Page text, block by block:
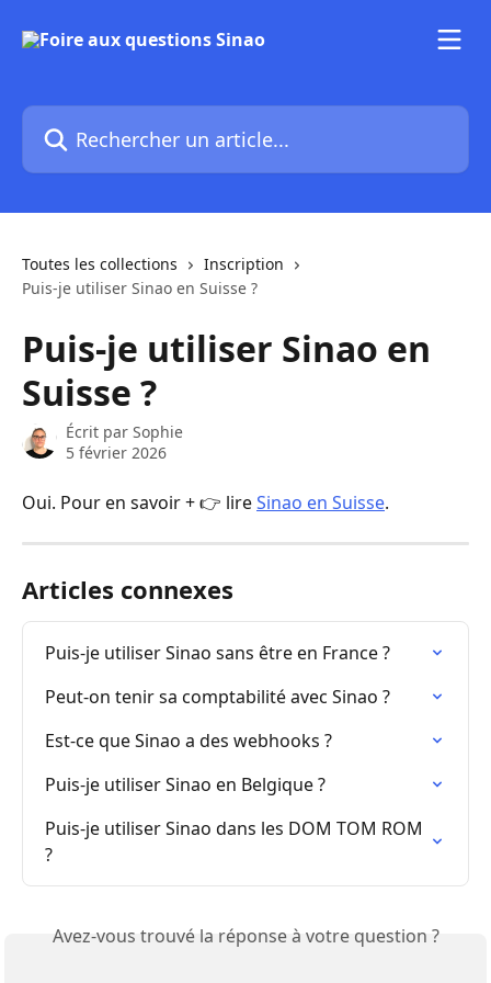
Rechercher un article...
Toutes les collections
Inscription
Puis-je utiliser Sinao en Suisse ?
Puis-je utiliser Sinao en
Suisse ?
Écrit par Sophie
5 février 2026
Oui. Pour en savoir + 👉 lire Sinao en Suisse.
Articles connexes
Puis-je utiliser Sinao sans être en France ?
Peut-on tenir sa comptabilité avec Sinao ?
Est-ce que Sinao a des webhooks ?
Puis-je utiliser Sinao en Belgique ?
Puis-je utiliser Sinao dans les DOM TOM ROM
?
Avez-vous trouvé la réponse à votre question ?